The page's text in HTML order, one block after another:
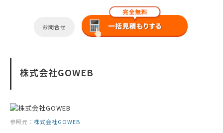
お問合せ
株式会社GOWEB
参照元： 株式会社GOWEB